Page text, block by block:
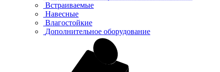
Встраиваемые
Навесные
Влагостойкие
Дополнительное оборудование